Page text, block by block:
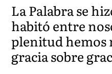
La Palabra se
habitó entre
plenitud hemos
gracia sobre